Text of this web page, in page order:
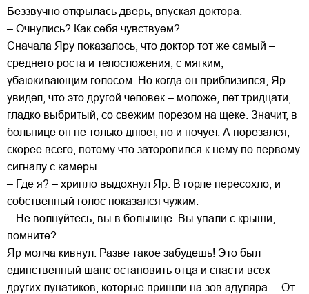
Беззвучно открылась дверь, впуская доктора.
– Очнулись? Как себя чувствуем?
Сначала Яру показалось, что доктор тот же самый –
среднего роста и телосложения, с мягким,
убаюкивающим голосом. Но когда он приблизился, Яр
увидел, что это другой человек – моложе, лет тридцати,
гладко выбритый, со свежим порезом на щеке. Значит, в
больнице он не только днюет, но и ночует. А порезался,
скорее всего, потому что заторопился к нему по первому
сигналу с камеры.
– Где я? – хрипло выдохнул Яр. В горле пересохло, и
собственный голос показался чужим.
– Не волнуйтесь, вы в больнице. Вы упали с крыши,
помните?
Яр молча кивнул. Разве такое забудешь! Это был
единственный шанс остановить отца и спасти всех
других лунатиков, которые пришли на зов адуляра… От